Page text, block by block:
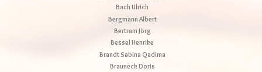
Bach Ulrich
Bergmann Albert
Bertram Jörg
Bessel Henrike
Brandt Sabina Qadima
Brauneck Doris